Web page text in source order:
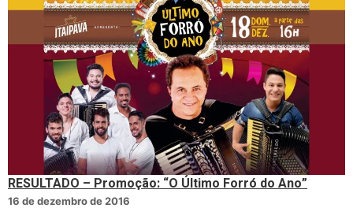
RESULTADO – Promoção: “O Último Forró do Ano”
16 de dezembro de 2016